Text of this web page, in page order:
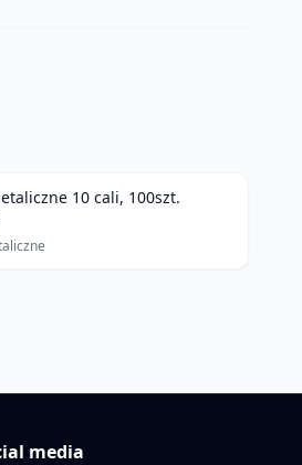
10 cali, 100szt.
media